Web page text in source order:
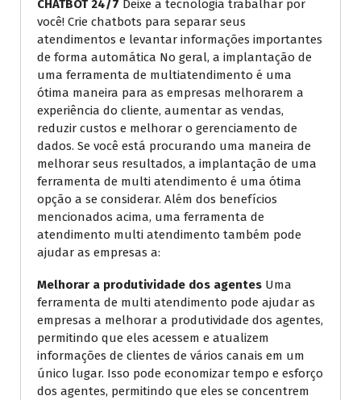
CHATBOT 24/7 Deixe a tecnologia trabalhar por
você! Crie chatbots para separar seus
atendimentos e levantar informações importantes
de forma automática No geral, a implantação de
uma ferramenta de multiatendimento é uma
ótima maneira para as empresas melhorarem a
experiência do cliente, aumentar as vendas,
reduzir custos e melhorar o gerenciamento de
dados. Se você está procurando uma maneira de
melhorar seus resultados, a implantação de uma
ferramenta de multi atendimento é uma ótima
opção a se considerar. Além dos benefícios
mencionados acima, uma ferramenta de
atendimento multi atendimento também pode
ajudar as empresas a:
Melhorar a produtividade dos agentes Uma
ferramenta de multi atendimento pode ajudar as
empresas a melhorar a produtividade dos agentes,
permitindo que eles acessem e atualizem
informações de clientes de vários canais em um
único lugar. Isso pode economizar tempo e esforço
dos agentes, permitindo que eles se concentrem